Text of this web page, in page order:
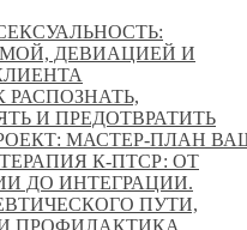
ДЕВИАЦИЕЙ И
РАСПОЗНАТЬ,
И ПРЕДОТВРАТИТЬ
МАСТЕР‑ПЛАН
К-ПТСР: ОТ
ДО ИНТЕГРАЦИИ.
ПУТИ,
ПРОФИЛАКТИКА